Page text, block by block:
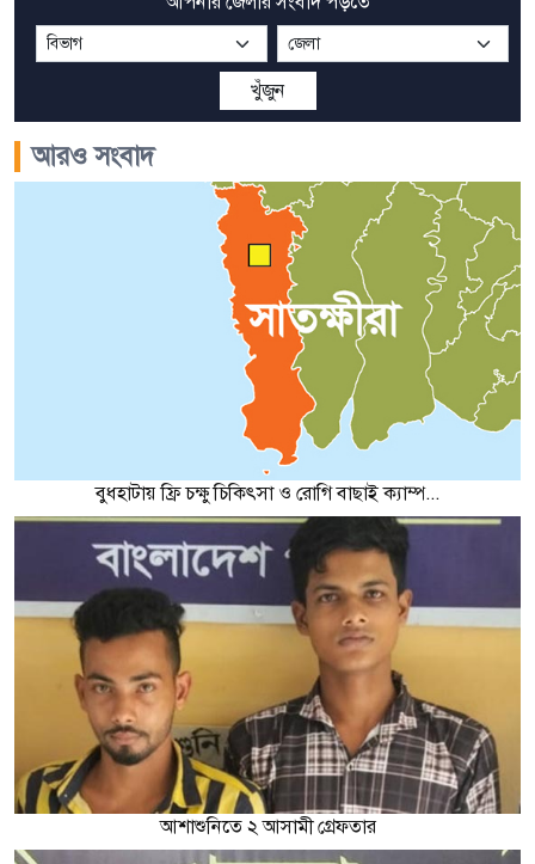
খুঁজুন
আরও সংবাদ
বুধহাটায় ফ্রি চক্ষু চিকিৎসা ও রোগি বাছাই ক্যাম্প...
আশাশুনিতে ২ আসামী গ্রেফতার